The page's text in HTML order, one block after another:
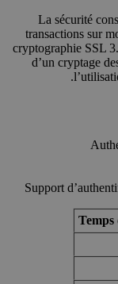
La sécurité
transactions sur
cryptographie SSL
d’un cryptage
Support
Temps